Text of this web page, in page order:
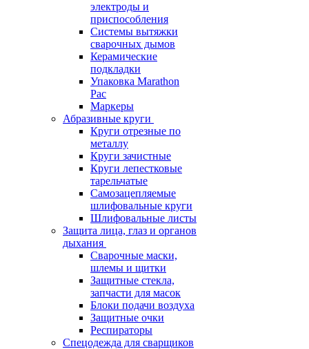
электроды и
приспособления
Системы вытяжки
сварочных дымов
Керамические
подкладки
Упаковка Marathon
Pac
Маркеры
Абразивные круги
Круги отрезные по
металлу
Круги зачистные
Круги лепестковые
тарельчатые
Самозацепляемые
шлифовальные круги
Шлифовальные листы
Защита лица, глаз и органов
дыхания
Сварочные маски,
шлемы и щитки
Защитные стекла,
запчасти для масок
Блоки подачи воздуха
Защитные очки
Респираторы
Спецодежда для сварщиков